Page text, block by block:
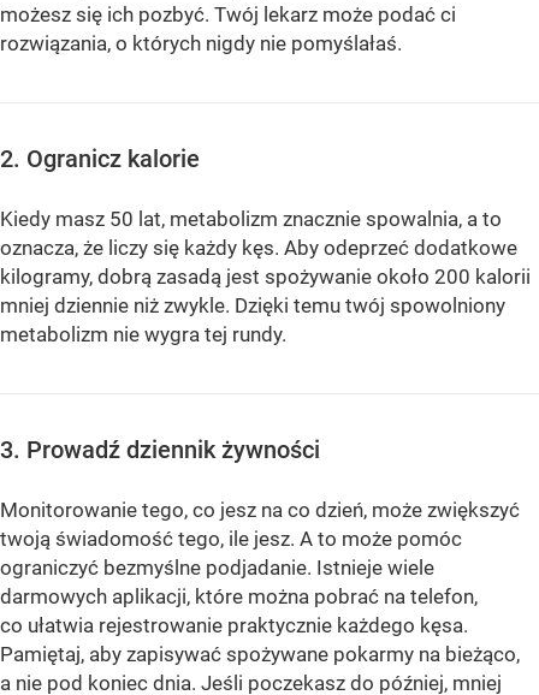
możesz się ich pozbyć. Twój lekarz może podać ci
rozwiązania, o których nigdy nie pomyślałaś.
2. Ogranicz kalorie
Kiedy masz 50 lat, metabolizm znacznie spowalnia, a to
oznacza, że ​​liczy się każdy kęs. Aby odeprzeć dodatkowe
kilogramy, dobrą zasadą jest spożywanie około 200 kalorii
mniej dziennie niż zwykle. Dzięki temu twój spowolniony
metabolizm nie wygra tej rundy.
3. Prowadź dziennik żywności
Monitorowanie tego, co jesz na co dzień, może zwiększyć
twoją świadomość tego, ile jesz. A to może pomóc
ograniczyć bezmyślne podjadanie. Istnieje wiele
darmowych aplikacji, które można pobrać na telefon,
co ułatwia rejestrowanie praktycznie każdego kęsa.
Pamiętaj, aby zapisywać spożywane pokarmy na bieżąco,
a nie pod koniec dnia. Jeśli poczekasz do później, mniej